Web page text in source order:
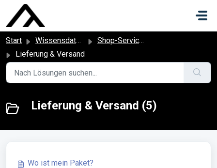
Zum hauptsächlichen Inhalt gehen
Start Wissensdatenbank
Shop-Service qeedo.de
Lieferung & Versand
Lieferung & Versand (5)
Wo ist mein Paket?